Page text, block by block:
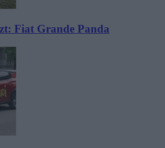
Fiat Grande Panda